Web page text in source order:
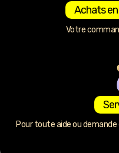
Achats
Votre
Pour toute aide ou demande